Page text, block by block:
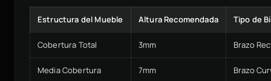
Estructura del Mueble Altura Recomendada Tipo de
Cobertura Total 3mm Brazo
Media Cobertura 7mm Brazo